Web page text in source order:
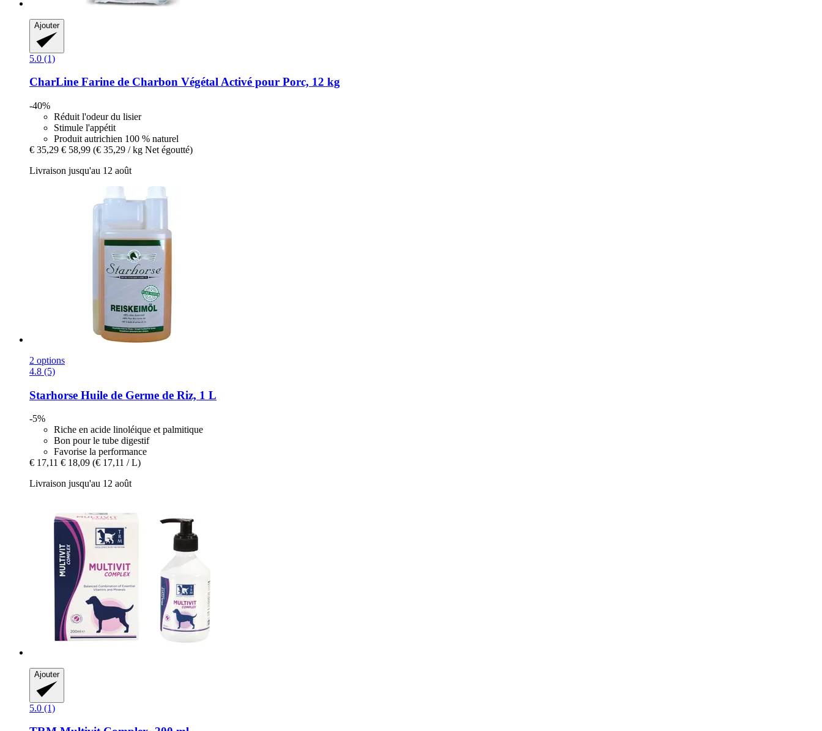
Ajouter
5.0 (1)
CharLine Farine de Charbon Végétal Activé pour Porc, 12 kg
-40%
Réduit l'odeur du lisier
Stimule l'appétit
Produit autrichien 100 % naturel
€ 35,29 € 58,99 (€ 35,29 / kg Net égoutté)
Livraison jusqu'au 12 août
2 options
4.8 (5)
Starhorse Huile de Germe de Riz, 1 L
-5%
Riche en acide linoléique et palmitique
Bon pour le tube digestif
Favorise la performance
€ 17,11 € 18,09 (€ 17,11 / L)
Livraison jusqu'au 12 août
Ajouter
5.0 (1)